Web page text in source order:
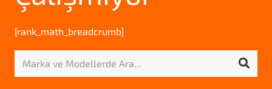
[rank_math_breadcrumb]